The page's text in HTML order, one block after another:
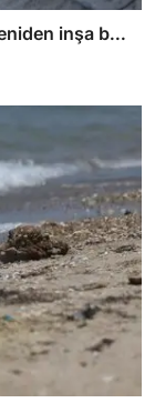
inşa b...